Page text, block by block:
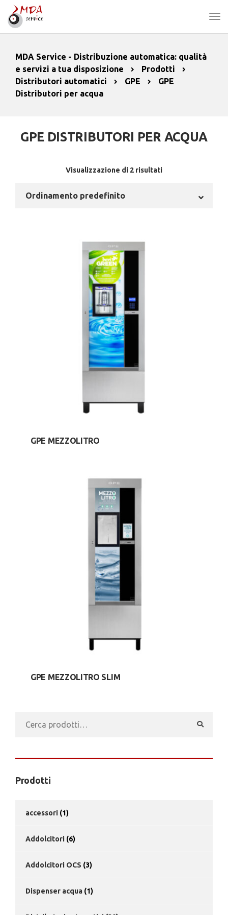
MDA Service - Distribuzione automatica: qualità
e servizi a tua disposizione
Prodotti
Distributori automatici
GPE
GPE
Distributori per acqua
GPE DISTRIBUTORI PER ACQUA
Visualizzazione di 2 risultati
GPE MEZZOLITRO
GPE MEZZOLITRO SLIM
Prodotti
accessori (1)
Addolcitori (6)
Addolcitori OCS (3)
Dispenser acqua (1)